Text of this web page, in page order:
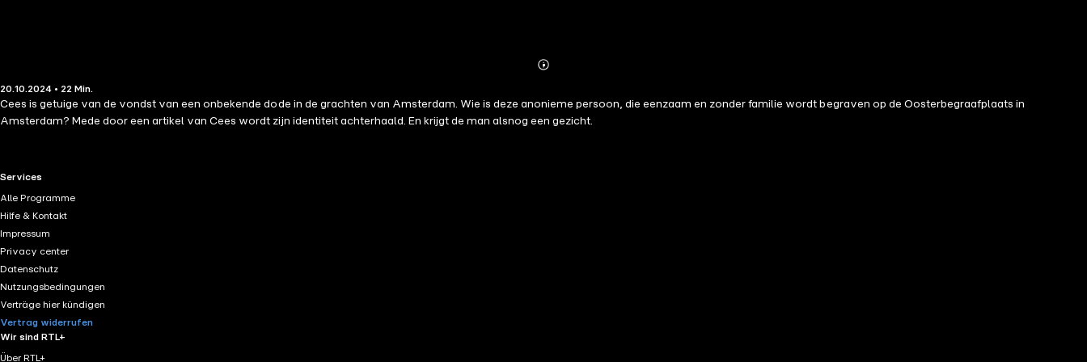
Mehr
20.10.2024 • 22 Min.
Cees is getuige van de vondst van een onbekende dode in de grachten van Amsterdam. Wie is deze anonieme persoon, die eenzaam en zonder familie wordt begraven op de Oosterbegraafplaats in
Amsterdam? Mede door een artikel van Cees wordt zijn identiteit achterhaald. En krijgt de man alsnog een gezicht.
RTL+ useful links.
Services
Alle Programme
Hilfe & Kontakt
Impressum
Privacy center
Datenschutz
Nutzungsbedingungen
Verträge hier kündigen
Vertrag widerrufen
Wir sind RTL+
Über RTL+